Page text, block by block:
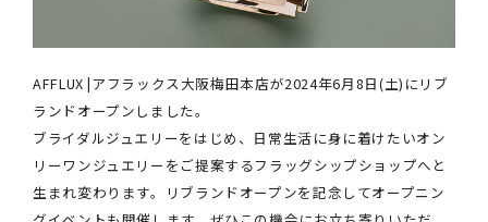
AFFLUX |アフラックス大阪梅田本店が2024年6月8日(土)にリブ
ランドオープンしました。
ブライダルジュエリーをはじめ、日常生活に身に着けたいオン
リーワンジュエリーをご提案するフラッグシップショップへと
生まれ変わります。リブランドオープンを記念してオープニン